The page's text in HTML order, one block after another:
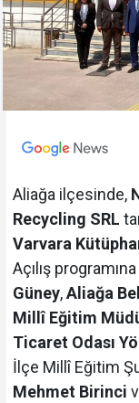
Aliağa ilçesinde,
Recycling SRL
Varvara
Açılış programına
Güney,Aliağa
Millî Eğitim
Ticaret Odası
İlçe Millî Eğitim
Mehmet Birinci